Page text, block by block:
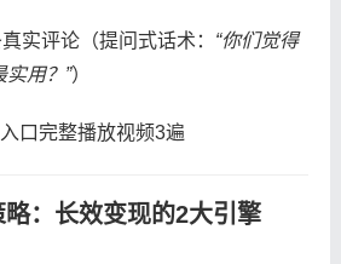
实评论（提问式话术： “你们觉得
实用？”）
口完整播放视频3遍
略：长效变现的2大引擎​